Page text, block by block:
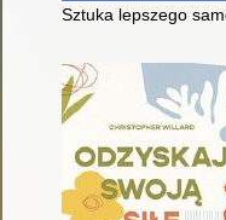
Sztuka lepszego